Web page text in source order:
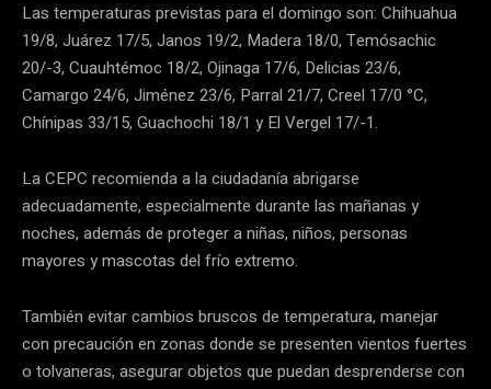
Las temperaturas previstas para el domingo son: Chihuahua
19/8, Juárez 17/5, Janos 19/2, Madera 18/0, Temósachic
20/-3, Cuauhtémoc 18/2, Ojinaga 17/6, Delicias 23/6,
Camargo 24/6, Jiménez 23/6, Parral 21/7, Creel 17/0 °C,
Chínipas 33/15, Guachochi 18/1 y El Vergel 17/-1.
La CEPC recomienda a la ciudadanía abrigarse
adecuadamente, especialmente durante las mañanas y
noches, además de proteger a niñas, niños, personas
mayores y mascotas del frío extremo.
También evitar cambios bruscos de temperatura, manejar
con precaución en zonas donde se presenten vientos fuertes
o tolvaneras, asegurar objetos que puedan desprenderse con